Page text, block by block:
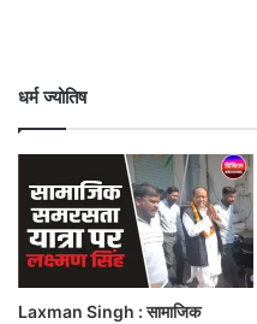
धर्म ज्योतिष
Laxman Singh : सामाजिक